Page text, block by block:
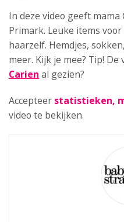
In deze video geeft mama
Primark. Leuke items
haarzelf. Hemdjes,
meer. Kijk je mee? Tip! De
Carien al gezien?
Accepteer statistieken,
video te bekijken.